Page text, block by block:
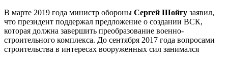
В марте 2019 года министр обороны Сергей Шойгу заявил,
что президент поддержал предложение о создании ВСК,
которая должна завершить преобразование военно-
строительного комплекса. До сентября 2017 года вопросами
строительства в интересах вооруженных сил занимался